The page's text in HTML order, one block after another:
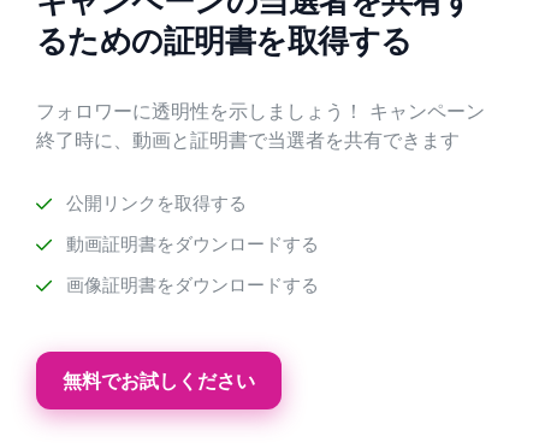
るための証明書を取得する
フォロワーに透明性を示しましょう！ キャンペーン
終了時に、動画と証明書で当選者を共有できます
公開リンクを取得する
動画証明書をダウンロードする
画像証明書をダウンロードする
無料でお試しください